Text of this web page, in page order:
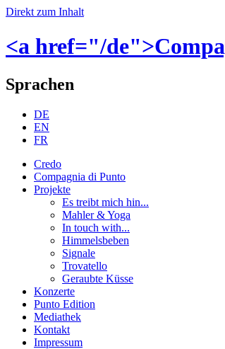
Direkt zum Inhalt
<a href="/
Sprachen
DE
EN
FR
Credo
Compagnia di Punto
Projekte
Es treibt mich hin...
Mahler & Yoga
In touch with...
Himmelsbeben
Signale
Trovatello
Geraubte Küsse
Konzerte
Punto Edition
Mediathek
Kontakt
Impressum